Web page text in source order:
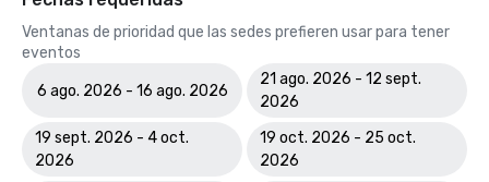
Ventanas de prioridad que las sedes prefieren usar para tener
eventos
6 ago. 2026 - 16 ago. 2026
21 ago. 2026 - 12 sept.
2026
19 sept. 2026 - 4 oct.
2026
19 oct. 2026 - 25 oct.
2026